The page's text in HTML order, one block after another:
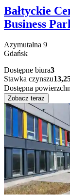
Bałtyckie
Business
Azymutalna 9
Gdańsk
Dostępne biura3
Stawka czynszu
Dostępna
Zobacz teraz